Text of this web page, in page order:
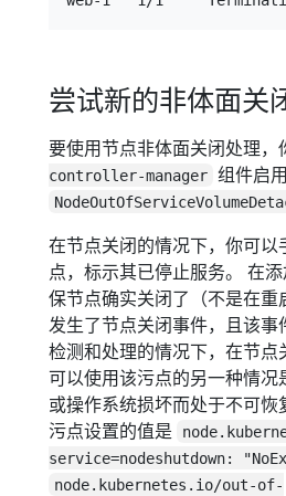
尝试新的非体面关
要使用节点非体面关闭处理，
controller-manager 组件启用
在节点关闭的情况下，你可以
点，标示其已停止服务。 在
保节点确实关闭了（不是在重
发生了节点关闭事件，且该
检测和处理的情况下，在节
可以使用该污点的另一种情
或操作系统损坏而处于不可
污点设置的值是
service=nodeshutdown:
node.kubernetes.io/out-of-